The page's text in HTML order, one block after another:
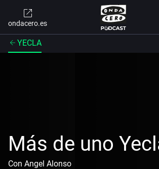
ondacero.es
YECLA
Más de uno
Con Angel Alonso